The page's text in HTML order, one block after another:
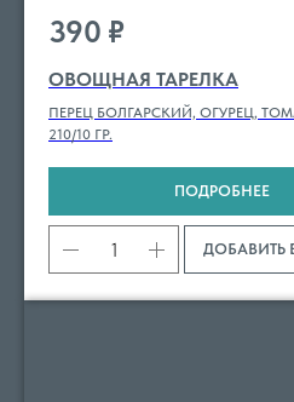
390 ₽
ОВОЩНАЯ ТАРЕЛКА
ПЕРЕЦ БОЛГАРСКИЙ, ОГУРЕЦ,
210/10 ГР.
ПОДРОБНЕЕ
ДОБАВИТЬ